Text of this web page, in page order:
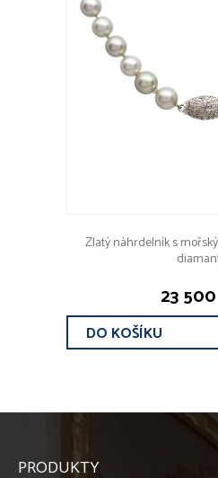
Zlatý náhrdelník s
23
DO KOŠÍKU
PRODUKTY